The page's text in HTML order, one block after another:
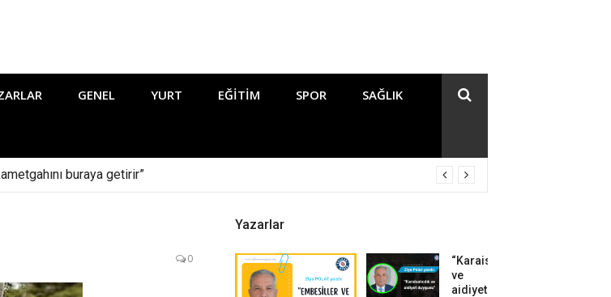
GENEL YURT EĞITIM SPOR SAĞLIK
buraya getirir”
0
Yazarlar
“Karaisalıcılık
ve
aidiyet